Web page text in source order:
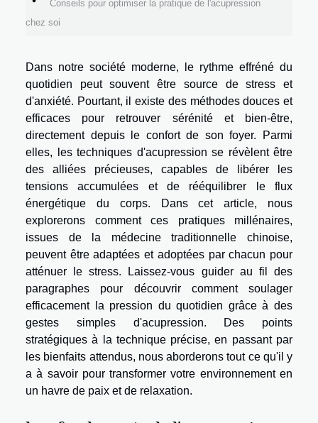
Conseils pour optimiser la pratique de l'acupression
chez soi
Dans notre société moderne, le rythme effréné du
quotidien peut souvent être source de stress et
d'anxiété. Pourtant, il existe des méthodes douces et
efficaces pour retrouver sérénité et bien-être,
directement depuis le confort de son foyer. Parmi
elles, les techniques d'acupression se révèlent être
des alliées précieuses, capables de libérer les
tensions accumulées et de rééquilibrer le flux
énergétique du corps. Dans cet article, nous
explorerons comment ces pratiques millénaires,
issues de la médecine traditionnelle chinoise,
peuvent être adaptées et adoptées par chacun pour
atténuer le stress. Laissez-vous guider au fil des
paragraphes pour découvrir comment soulager
efficacement la pression du quotidien grâce à des
gestes simples d'acupression. Des points
stratégiques à la technique précise, en passant par
les bienfaits attendus, nous aborderons tout ce qu'il y
a à savoir pour transformer votre environnement en
un havre de paix et de relaxation.